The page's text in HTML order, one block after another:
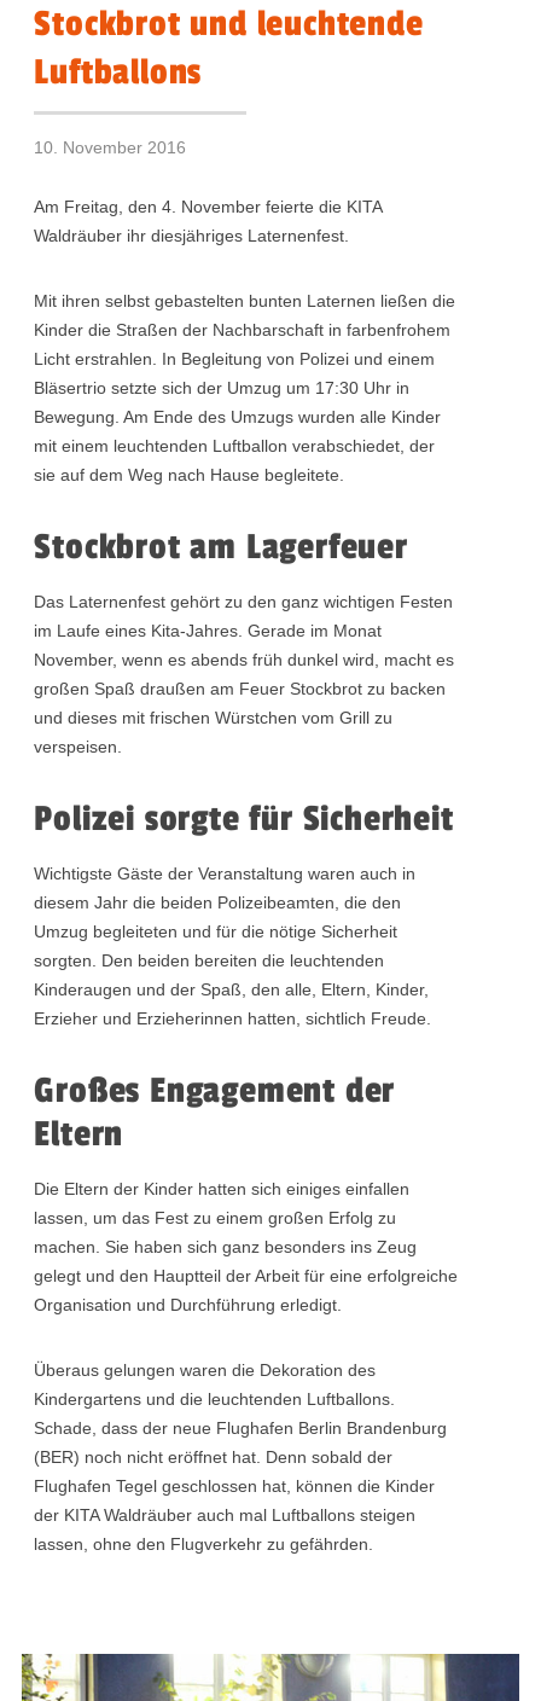
Stockbrot und leuchtende
Luftballons
10. November 2016
Am Freitag, den 4. November feierte die KITA
Waldräuber ihr diesjähriges Laternenfest.
Mit ihren selbst gebastelten bunten Laternen ließen die
Kinder die Straßen der Nachbarschaft in farbenfrohem
Licht erstrahlen. In Begleitung von Polizei und einem
Bläsertrio setzte sich der Umzug um 17:30 Uhr in
Bewegung. Am Ende des Umzugs wurden alle Kinder
mit einem leuchtenden Luftballon verabschiedet, der
sie auf dem Weg nach Hause begleitete.
Stockbrot am Lagerfeuer
Das Laternenfest gehört zu den ganz wichtigen Festen
im Laufe eines Kita-Jahres. Gerade im Monat
November, wenn es abends früh dunkel wird, macht es
großen Spaß draußen am Feuer Stockbrot zu backen
und dieses mit frischen Würstchen vom Grill zu
verspeisen.
Polizei sorgte für Sicherheit
Wichtigste Gäste der Veranstaltung waren auch in
diesem Jahr die beiden Polizeibeamten, die den
Umzug begleiteten und für die nötige Sicherheit
sorgten. Den beiden bereiten die leuchtenden
Kinderaugen und der Spaß, den alle, Eltern, Kinder,
Erzieher und Erzieherinnen hatten, sichtlich Freude.
Großes Engagement der
Eltern
Die Eltern der Kinder hatten sich einiges einfallen
lassen, um das Fest zu einem großen Erfolg zu
machen. Sie haben sich ganz besonders ins Zeug
gelegt und den Hauptteil der Arbeit für eine erfolgreiche
Organisation und Durchführung erledigt.
Überaus gelungen waren die Dekoration des
Kindergartens und die leuchtenden Luftballons.
Schade, dass der neue Flughafen Berlin Brandenburg
(BER) noch nicht eröffnet hat. Denn sobald der
Flughafen Tegel geschlossen hat, können die Kinder
der KITA Waldräuber auch mal Luftballons steigen
lassen, ohne den Flugverkehr zu gefährden.